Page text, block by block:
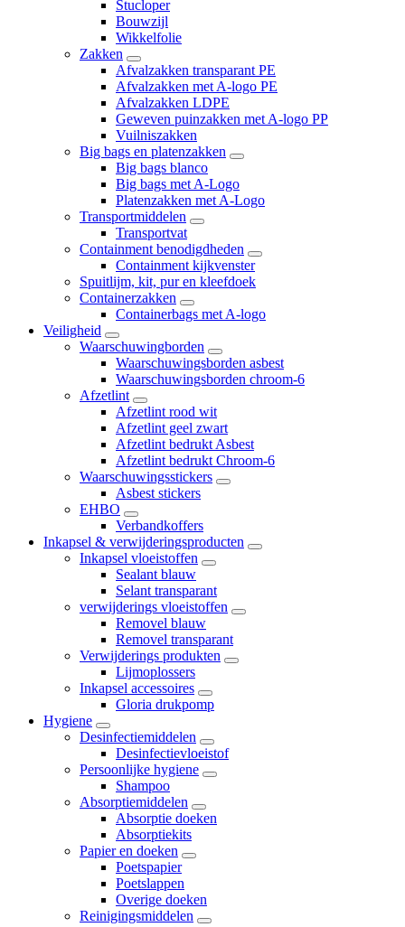
Stucloper
Bouwzijl
Wikkelfolie
Zakken
Afvalzakken transparant PE
Afvalzakken met A-logo PE
Afvalzakken LDPE
Geweven puinzakken met A-logo PP
Vuilniszakken
Big bags en platenzakken
Big bags blanco
Big bags met A-Logo
Platenzakken met A-Logo
Transportmiddelen
Transportvat
Containment benodigdheden
Containment kijkvenster
Spuitlijm, kit, pur en kleefdoek
Containerzakken
Containerbags met A-logo
Veiligheid
Waarschuwingborden
Waarschuwingsborden asbest
Waarschuwingsborden chroom-6
Afzetlint
Afzetlint rood wit
Afzetlint geel zwart
Afzetlint bedrukt Asbest
Afzetlint bedrukt Chroom-6
Waarschuwingsstickers
Asbest stickers
EHBO
Verbandkoffers
Inkapsel & verwijderingsproducten
Inkapsel vloeistoffen
Sealant blauw
Selant transparant
verwijderings vloeistoffen
Removel blauw
Removel transparant
Verwijderings produkten
Lijmoplossers
Inkapsel accessoires
Gloria drukpomp
Hygiene
Desinfectiemiddelen
Desinfectievloeistof
Persoonlijke hygiene
Shampoo
Absorptiemiddelen
Absorptie doeken
Absorptiekits
Papier en doeken
Poetspapier
Poetslappen
Overige doeken
Reinigingsmiddelen